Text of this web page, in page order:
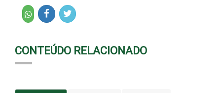
CONTEÚDO RELACIONADO